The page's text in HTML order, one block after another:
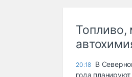
Топливо,
20:18 В
года